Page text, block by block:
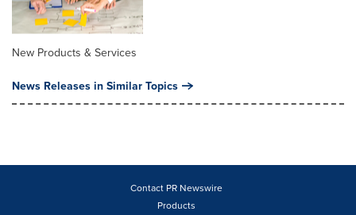
New Products & Services
News Releases in Similar Topics
Contact PR Newswire
Products